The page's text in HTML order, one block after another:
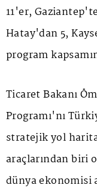
11'er,
Hatay'dan 5,
program
Ticaret Bakanı
Programı'nı
stratejik yol
araçlarından biri
dünya ekonomisi